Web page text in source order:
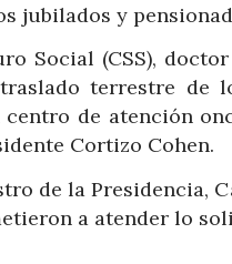
jubilados y
Social (CSS),
terrestre de
de atención
Cortizo Cohen.
de la Presidencia,
a atender lo